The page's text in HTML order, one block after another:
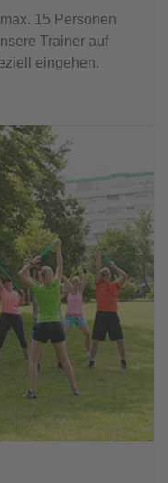
15 Personen
Trainer auf
eingehen.